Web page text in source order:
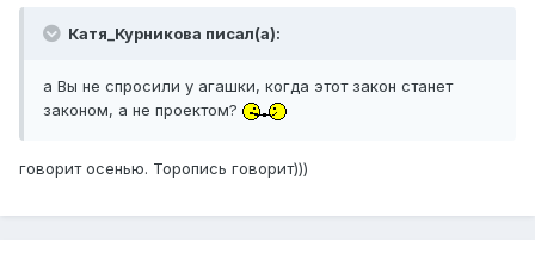
Катя_Курникова писал(а):
а Вы не спросили у агашки, когда этот закон станет
законом, а не проектом?
говорит осенью. Торопись говорит)))